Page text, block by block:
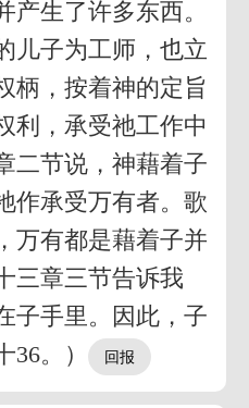
产生了许多东西。
儿子为工师，也立
柄，按着神的定旨
利，承受祂工作中
二节说，神藉着子
作承受万有者。歌
万有都是藉着子并
三章三节告诉我
子手里。因此，子
。）